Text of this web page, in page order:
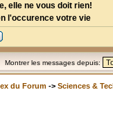
elle ne vous doit rien!
l'occurence votre vie
Montrer les messages depuis:
du Forum -> Sciences &